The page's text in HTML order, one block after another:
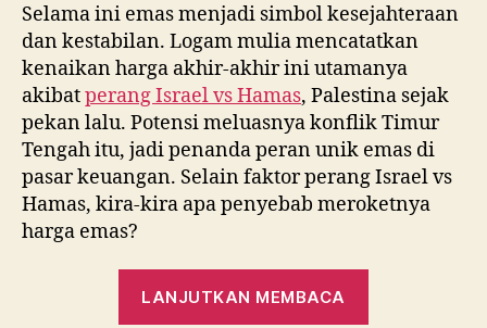
Selama ini emas menjadi simbol kesejahteraan
dan kestabilan. Logam mulia mencatatkan
kenaikan harga akhir-akhir ini utamanya
akibatperang Israel vs Hamas, Palestina sejak
pekan lalu. Potensi meluasnya konflik Timur
Tengah itu, jadi penanda peran unik emas di
pasar keuangan. Selain faktor perang Israel vs
Hamas, kira-kira apa penyebab meroketnya
harga emas?
LANJUTKAN MEMBACA